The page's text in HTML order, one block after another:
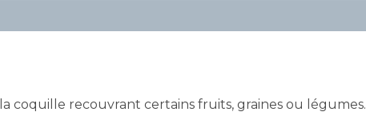
coquille recouvrant certains fruits, graines ou légumes.